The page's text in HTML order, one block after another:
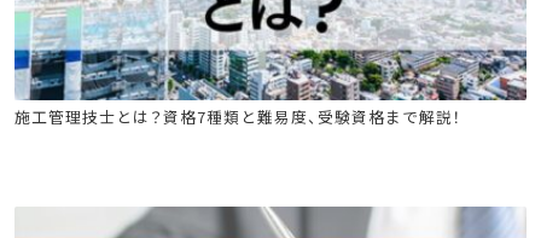
建築施工管理技士 土木施工管理技士
電気工事施工管理技士
施工管理技士とは？資格7種類と難易度、受験資格まで解説！